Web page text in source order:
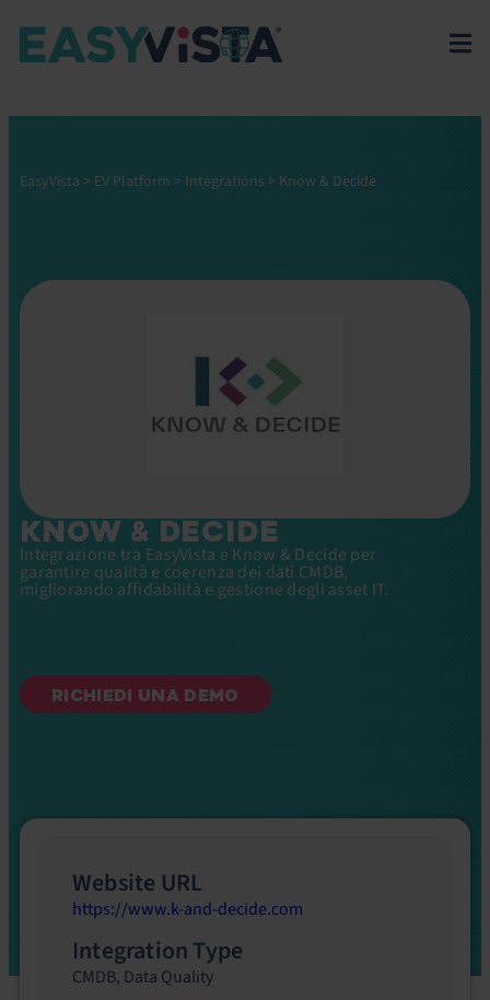
EasyVista > EV Platform > Integrations > Know & Decide
KNOW & DECIDE
Integrazione tra EasyVista e Know & Decide per
garantire qualità e coerenza dei dati CMDB,
migliorando affidabilità e gestione degli asset IT.
RICHIEDI UNA DEMO
Website URL
https://www.k-and-decide.com
Integration Type
CMDB, Data Quality